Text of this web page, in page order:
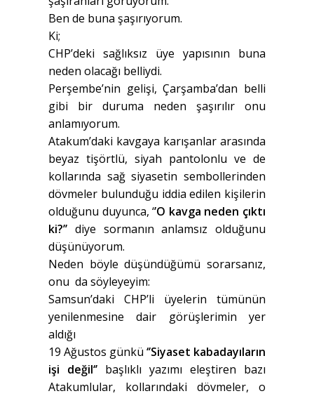
Ben de buna şaşırıyorum.
Ki;
CHP’deki sağlıksız üye yapısının buna
neden olacağı belliydi.
Perşembe’nin gelişi, Çarşamba’dan belli
gibi bir duruma neden şaşırılır onu
anlamıyorum.
Atakum’daki kavgaya karışanlar arasında
beyaz tişörtlü, siyah pantolonlu ve de
kollarında sağ siyasetin sembollerinden
dövmeler bulunduğu iddia edilen kişilerin
olduğunu duyunca, ‘’O kavga neden çıktı
ki?’’ diye sormanın anlamsız olduğunu
düşünüyorum.
Neden böyle düşündüğümü sorarsanız,
onu da söyleyeyim:
Samsun’daki CHP’li üyelerin tümünün
yenilenmesine dair görüşlerimin yer
aldığı
19 Ağustos günkü ‘’Siyaset kabadayıların
işi değil‘’ başlıklı yazımı eleştiren bazı
Atakumlular, kollarındaki dövmeler, o